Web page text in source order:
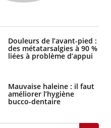
Douleurs de l’avant-pied :
des métatarsalgies à 90 %
liées à problème d’appui
Mauvaise haleine : il faut
améliorer l’hygiène
bucco-dentaire